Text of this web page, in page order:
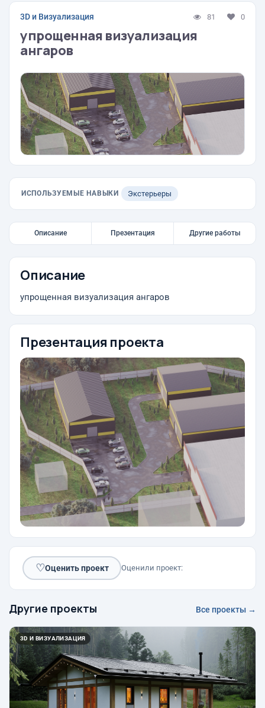
3D и Визуализация 81 0
упрощенная визуализация
ангаров
ИСПОЛЬЗУЕМЫЕ НАВЫКИ Экстерьеры
Описание Презентация Другие работы
Описание
упрощенная визуализация ангаров
Презентация проекта
♡Оценить проект Оценили проект:
Другие проекты Все проекты →
3D И ВИЗУАЛИЗАЦИЯ